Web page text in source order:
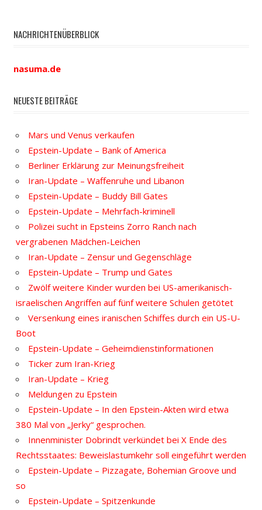
NACHRICHTENÜBERBLICK
nasuma.de
NEUESTE BEITRÄGE
Mars und Venus verkaufen
Epstein-Update – Bank of America
Berliner Erklärung zur Meinungsfreiheit
Iran-Update – Waffenruhe und Libanon
Epstein-Update – Buddy Bill Gates
Epstein-Update – Mehrfach-kriminell
Polizei sucht in Epsteins Zorro Ranch nach
vergrabenen Mädchen-Leichen
Iran-Update – Zensur und Gegenschläge
Epstein-Update – Trump und Gates
Zwölf weitere Kinder wurden bei US-amerikanisch-
israelischen Angriffen auf fünf weitere Schulen getötet
Versenkung eines iranischen Schiffes durch ein US-U-
Boot
Epstein-Update – Geheimdienstinformationen
Ticker zum Iran-Krieg
Iran-Update – Krieg
Meldungen zu Epstein
Epstein-Update – In den Epstein-Akten wird etwa
380 Mal von „Jerky“ gesprochen.
Innenminister Dobrindt verkündet bei X Ende des
Rechtsstaates: Beweislastumkehr soll eingeführt werden
Epstein-Update – Pizzagate, Bohemian Groove und
so
Epstein-Update – Spitzenkunde